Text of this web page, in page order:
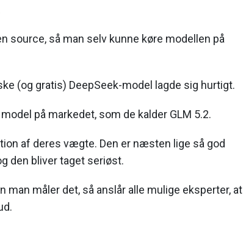
source, så man selv kunne køre modellen på
(og gratis) DeepSeek-model lagde sig hurtigt.
på markedet, som de kalder GLM 5.2.
af deres vægte. Den er næsten lige så god
den bliver taget seriøst.
måler det, så anslår alle mulige eksperter, at